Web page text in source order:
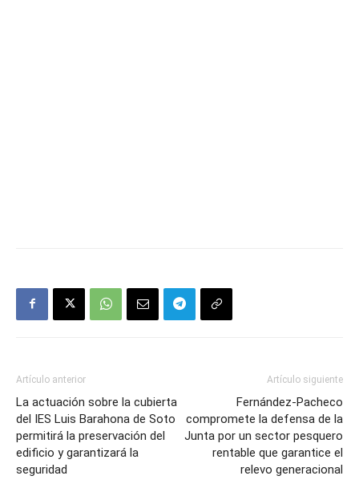
Artículo anterior
La actuación sobre la cubierta
del IES Luis Barahona de Soto
permitirá la preservación del
edificio y garantizará la
seguridad
Artículo siguiente
Fernández-Pacheco
compromete la defensa de la
Junta por un sector pesquero
rentable que garantice el
relevo generacional